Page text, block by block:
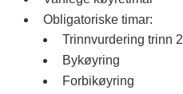
Obligatoriske timar:
Trinnvurdering trinn 2
Bykøyring
Forbikøyring